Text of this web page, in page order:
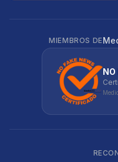
MIEMBROS DE
NO